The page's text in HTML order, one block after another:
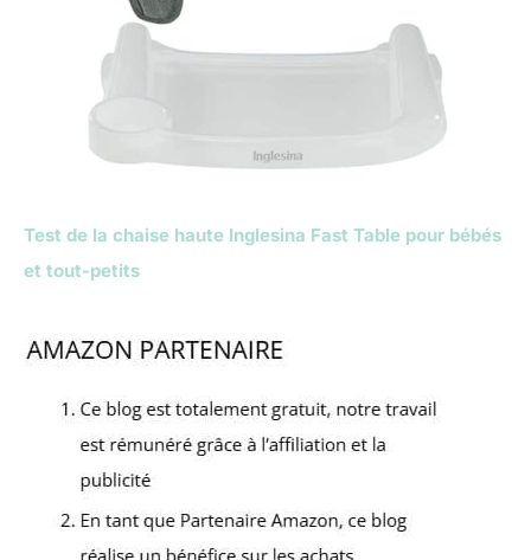
Test de la chaise haute Inglesina Fast Table pour bébés
et tout-petits